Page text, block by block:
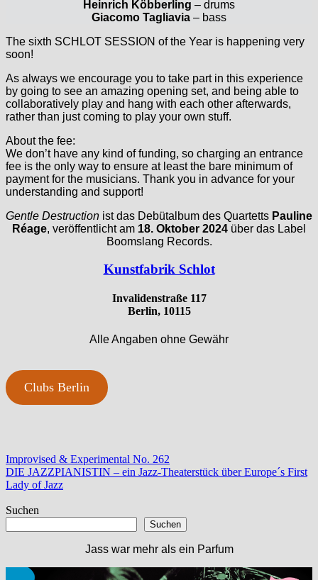
Heinrich Köbberling – drums
Giacomo Tagliavia – bass
The sixth SCHLOT SESSION of the Year is happening very
soon!
As always we encourage you to take part in this experience
by going to see an amazing opening set, and being able to
collaboratively play and hang with each other afterwards,
rather than just coming to play your own stuff.
About the fee:
We don’t have any kind of funding, so charging an entrance
fee is the only way to ensure at least the bare minimum of
payment for the musicians. Thank you in advance for your
understanding and support!
Gentle Destruction ist das Debütalbum des Quartetts Pauline
Réage, veröffentlicht am 18. Oktober 2024 über das Label
Boomslang Records.
Kunstfabrik Schlot
Invalidenstraße 117
Berlin, 10115
Alle Angaben ohne Gewähr
Clubs Berlin
Beitragsnavigation
Vorheriger
Beitrag:
Improvised & Experimental No. 262
Nächster
Beitrag:
DIE JAZZPIANISTIN – ein Jazz-Theaterstück über Europe´s First
Lady of Jazz
Suchen
Suchen
Jass war mehr als ein Parfum